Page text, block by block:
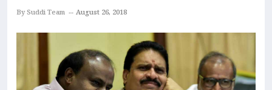
By Suddi Team August 26, 2018